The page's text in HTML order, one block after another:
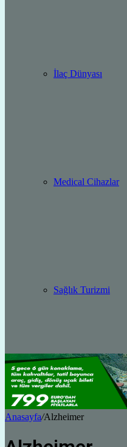
İlaç Dünyası
Medical Cihazlar
Sağlık Turizmi
Anasayfa/Alzheimer